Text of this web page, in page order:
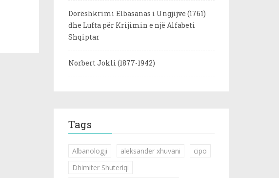
Dorëshkrimi Elbasanas i Ungjijve (1761)
dhe Lufta për Krijimin e një Alfabeti
Shqiptar
Norbert Jokli (1877-1942)
Tags
Albanologji aleksander xhuvani
cipo
Dhimiter Shuteriqi